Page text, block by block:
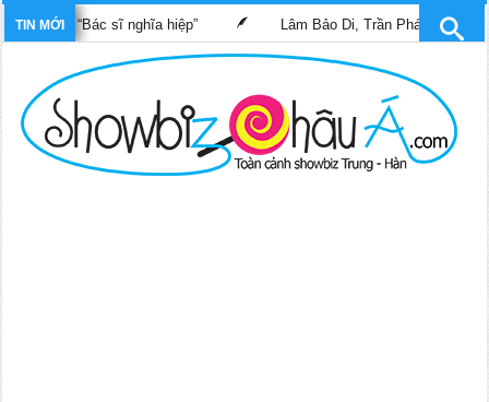
TIN MỚI“Bác sĩ nghĩa hiệp” Lâm Bảo Di, Trần Pháp Dung tái